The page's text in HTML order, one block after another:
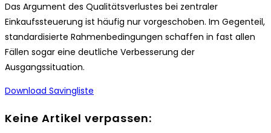
Das Argument des Qualitätsverlustes bei zentraler
Einkaufssteuerung ist häufig nur vorgeschoben. Im Gegenteil,
standardisierte Rahmenbedingungen schaffen in fast allen
Fällen sogar eine deutliche Verbesserung der
Ausgangssituation.
Download Savingliste
Keine Artikel verpassen: